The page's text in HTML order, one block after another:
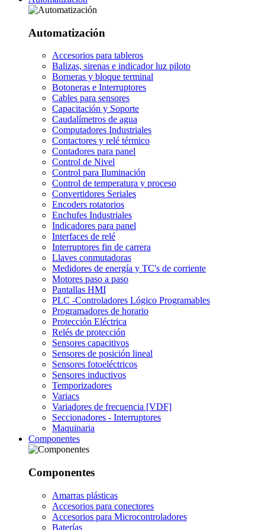
Automatización
Accesorios para tableros
Balizas, sirenas e indicador luz piloto
Borneras y bloque terminal
Botoneras e Interruptores
Cables para sensores
Capacitación y Soporte
Caudalímetros de agua
Computadores Industriales
Contactores y relé térmico
Contadores para panel
Control de Nivel
Control para Iluminación
Control de temperatura y proceso
Convertidores Seriales
Encoders rotatorios
Enchufes Industriales
Indicadores para panel
Interfaces de relé
Interruptores fin de carrera
Llaves conmutadoras
Medidores de energía y TC's de corriente
Motores paso a paso
Pantallas HMI
PLC -Controladores Lógico Programables
Programadores de horario
Protección Eléctrica
Relés de protección
Sensores capacitivos
Sensores de posición lineal
Sensores fotoeléctricos
Sensores inductivos
Temporizadores
Variacs
Variadores de frecuencia [VDF]
Seccionadores - Interruptores
Maquinaria
Componentes
Componentes
Amarras plásticas
Accesorios para conectores
Accesorios para Microcontroladores
Baterías